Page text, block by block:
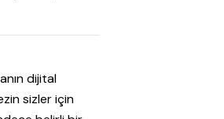
dijital
sizler için